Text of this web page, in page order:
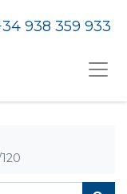
938 359 933